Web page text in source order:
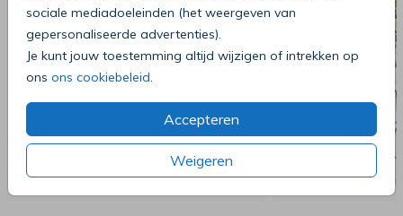
sociale mediadoeleinden (het weergeven van
gepersonaliseerde advertenties).
Je kunt jouw toestemming altijd wijzigen of intrekken op
ons ons cookiebeleid
Accepteren
Weigeren